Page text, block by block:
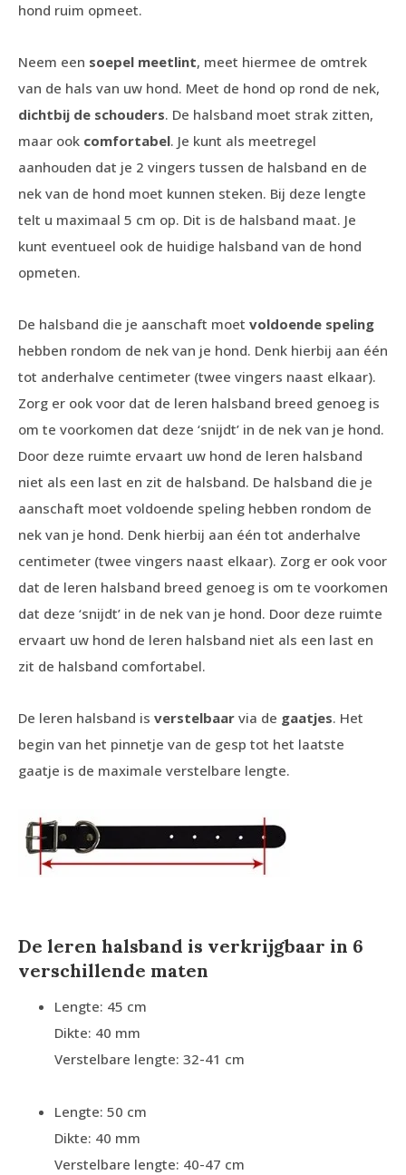
hond ruim opmeet.
Neem een soepel meetlint, meet hiermee de omtrek
van de hals van uw hond. Meet de hond op rond de nek,
dichtbij de schouders. De halsband moet strak zitten,
maar ook comfortabel. Je kunt als meetregel
aanhouden dat je 2 vingers tussen de halsband en de
nek van de hond moet kunnen steken. Bij deze lengte
telt u maximaal 5 cm op. Dit is de halsband maat. Je
kunt eventueel ook de huidige halsband van de hond
opmeten.
De halsband die je aanschaft moet voldoende speling
hebben rondom de nek van je hond. Denk hierbij aan één
tot anderhalve centimeter (twee vingers naast elkaar).
Zorg er ook voor dat de leren halsband breed genoeg is
om te voorkomen dat deze ‘snijdt’ in de nek van je hond.
Door deze ruimte ervaart uw hond de leren halsband
niet als een last en zit de halsband. De halsband die je
aanschaft moet voldoende speling hebben rondom de
nek van je hond. Denk hierbij aan één tot anderhalve
centimeter (twee vingers naast elkaar). Zorg er ook voor
dat de leren halsband breed genoeg is om te voorkomen
dat deze ‘snijdt’ in de nek van je hond. Door deze ruimte
ervaart uw hond de leren halsband niet als een last en
zit de halsband comfortabel.
De leren halsband is verstelbaar via de gaatjes. Het
begin van het pinnetje van de gesp tot het laatste
gaatje is de maximale verstelbare lengte.
De leren halsband is verkrijgbaar in 6
verschillende maten
Lengte: 45 cm
Dikte: 40 mm
Verstelbare lengte: 32-41 cm
Lengte: 50 cm
Dikte: 40 mm
Verstelbare lengte: 40-47 cm